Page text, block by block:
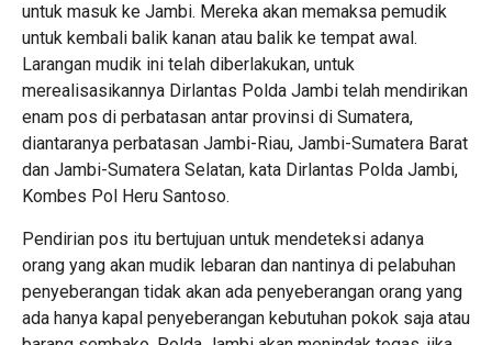
untuk masuk ke Jambi. Mereka akan memaksa pemudik
untuk kembali balik kanan atau balik ke tempat awal.
Larangan mudik ini telah diberlakukan, untuk
merealisasikannya Dirlantas Polda Jambi telah mendirikan
enam pos di perbatasan antar provinsi di Sumatera,
diantaranya perbatasan Jambi-Riau, Jambi-Sumatera Barat
dan Jambi-Sumatera Selatan, kata Dirlantas Polda Jambi,
Kombes Pol Heru Santoso.
Pendirian pos itu bertujuan untuk mendeteksi adanya
orang yang akan mudik lebaran dan nantinya di pelabuhan
penyeberangan tidak akan ada penyeberangan orang yang
ada hanya kapal penyeberangan kebutuhan pokok saja atau